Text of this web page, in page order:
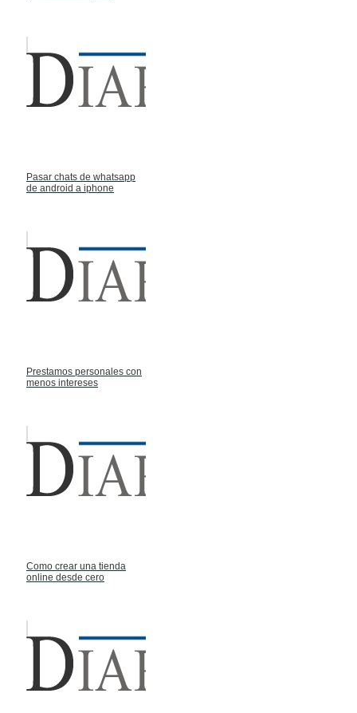
Pasar chats de whatsapp
de android a iphone
Prestamos personales con
menos intereses
Como crear una tienda
online desde cero